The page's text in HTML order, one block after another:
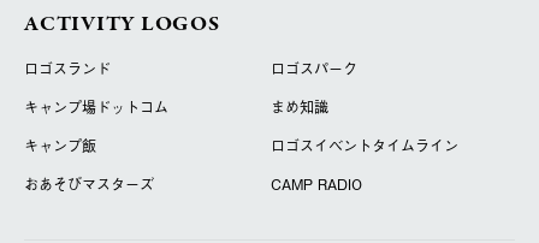
ACTIVITY LOGOS
ロゴスランド
ロゴスパーク
キャンプ場ドットコム
まめ知識
キャンプ飯
ロゴスイベントタイムライン
おあそびマスターズ
CAMP RADIO